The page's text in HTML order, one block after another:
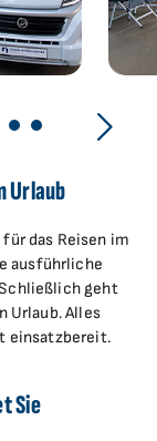
Urlaub
das Reisen im
ausführliche
geht
Urlaub. Alles
einsatzbereit.
Sie